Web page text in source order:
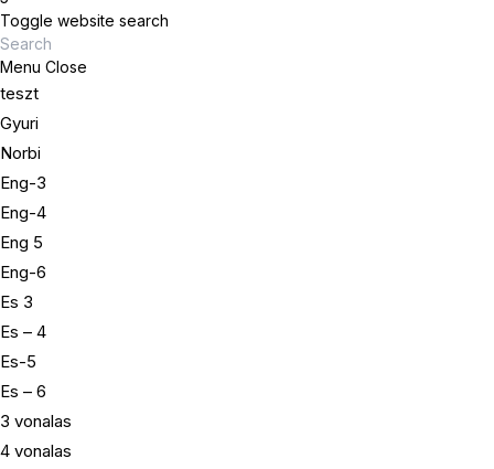
Toggle website search
Menu Close
teszt
Gyuri
Norbi
Eng-3
Eng-4
Eng 5
Eng-6
Es 3
Es – 4
Es-5
Es – 6
3 vonalas
4 vonalas